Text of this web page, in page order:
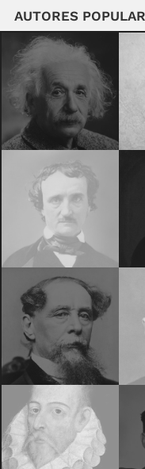
AUTORES